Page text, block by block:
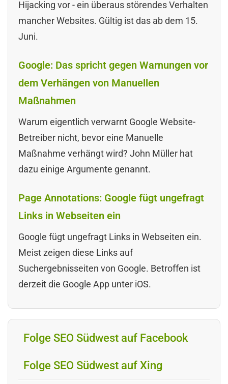
Hijacking vor - ein überaus störendes Verhalten
mancher Websites. Gültig ist das ab dem 15.
Juni.
Google: Das spricht gegen Warnungen vor
dem Verhängen von Manuellen
Maßnahmen
Warum eigentlich verwarnt Google Website-
Betreiber nicht, bevor eine Manuelle
Maßnahme verhängt wird? John Müller hat
dazu einige Argumente genannt.
Page Annotations: Google fügt ungefragt
Links in Webseiten ein
Google fügt ungefragt Links in Webseiten ein.
Meist zeigen diese Links auf
Suchergebnisseiten von Google. Betroffen ist
derzeit die Google App unter iOS.
Folge SEO Südwest auf Facebook
Folge SEO Südwest auf Xing